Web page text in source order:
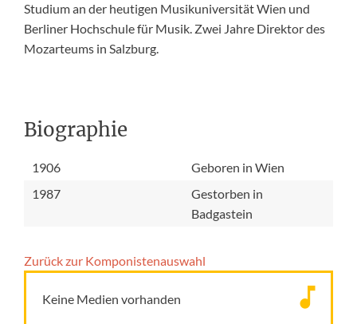
Studium an der heutigen Musikuniversität Wien und
Berliner Hochschule für Musik. Zwei Jahre Direktor des
Mozarteums in Salzburg.
Biographie
1906
Geboren in Wien
1987
Gestorben in
Badgastein
Zurück zur Komponisten­auswahl
Keine Medien vorhanden